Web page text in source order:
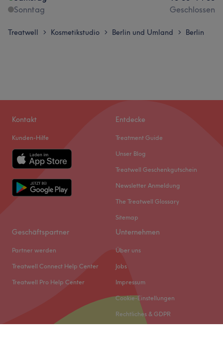
Sonntag
Geschlossen
Treatwell > Kosmetikstudio > Berlin und Umland > Berlin
Kontakt
Kunden-Hilfe
Entdecke
Treatment Guide
Unser Blog
Treatwell Geschenkgutschein
Newsletter Anmeldung
The Treatwell Glossary
Sitemap
Geschäftspartner
Partner werden
Treatwell Connect Help Center
Treatwell Pro Help Center
Unternehmen
Über uns
Jobs
Impressum
Cookie-Einstellungen
Rechtliches & GDPR